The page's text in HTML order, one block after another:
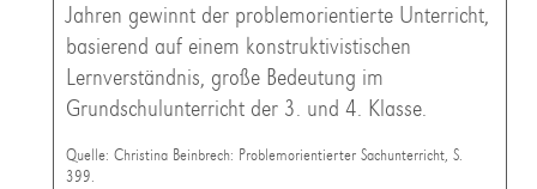
Jahren gewinnt der problemorientierte Unterricht,
basierend auf einem konstruktivistischen
Lernverständnis, große Bedeutung im
Grundschulunterricht der 3. und 4. Klasse.
Quelle: Christina Beinbrech: Problemorientierter Sachunterricht, S.
399.